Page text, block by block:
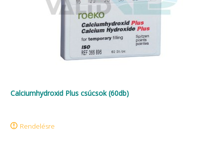
Calciumhydroxid Plus csúcsok (60db)
Rendelésre